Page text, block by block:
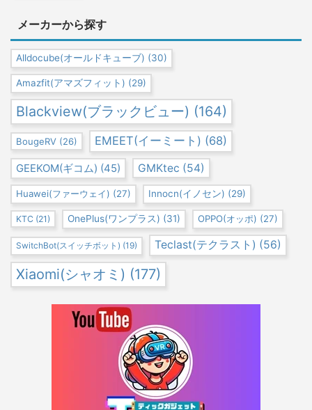
メーカーから探す
Alldocube(オールドキューブ) (30)
Amazfit(アマズフィット) (29)
Blackview(ブラックビュー) (164)
BougeRV (26) EMEET(イーミート) (68)
GEEKOM(ギコム) (45) GMKtec (54)
Huawei(ファーウェイ) (27) Innocn(イノセン) (29)
KTC (21) OnePlus(ワンプラス) (31) OPPO(オッポ) (27)
SwitchBot(スイッチボット) (19) Teclast(テクラスト) (56)
Xiaomi(シャオミ) (177)